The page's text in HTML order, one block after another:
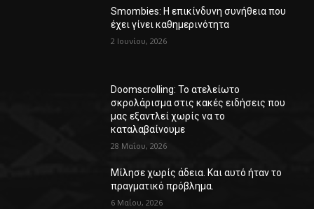
Smombies: Η επικίνδυνη συνήθεια που
έχει γίνει καθημερινότητα
2 Ιουνίου, 2026
Doomscrolling: Το ατελείωτο
σκρολάρισμα στις κακές ειδήσεις που
μας εξαντλεί χωρίς να το
καταλαβαίνουμε
28 Μαΐου, 2026
Μίλησε χωρίς άδεια. Και αυτό ήταν το
πραγματικό πρόβλημα.
6 Μαΐου, 2026